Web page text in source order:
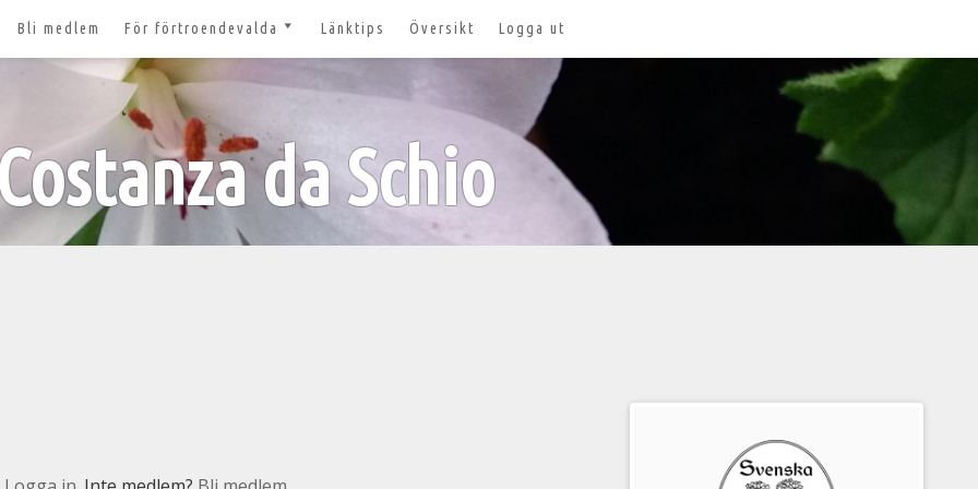
lösenord?
Bli medlem För förtroendevalda
Nyheter och tips 2026-03-20
Styrelsesidan
Bildbanken
Dokument för
förtroendevalda
Lägg till aktivitet
Länktips Översikt Logga ut
da Schio